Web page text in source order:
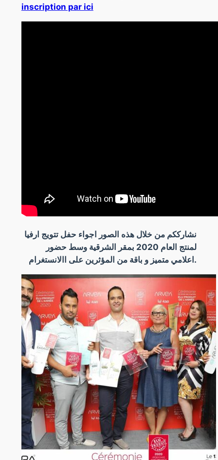
inscription par ici
نشارككم من خلال هذه الصور اجواء حفل تتويج ارفيا
لمنتج العام 2020 بمقر الشرقية وسط حضور
اعلامي متميز و باقة من المؤثرين على االانستغرام.